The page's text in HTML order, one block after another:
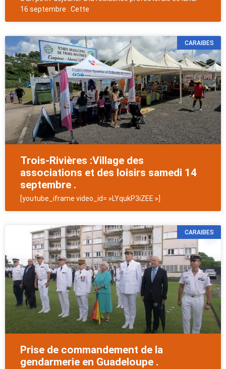
16 septembre . Cette
CARAIBES
Trois-Rivières :Village des
associations et des loisirs samedi 14
septembre .
[youtube_iframe video_id= »LYqukP3iZEE »]
CARAIBES
Prise de commandement de la
gendarmerie en Guadeloupe .